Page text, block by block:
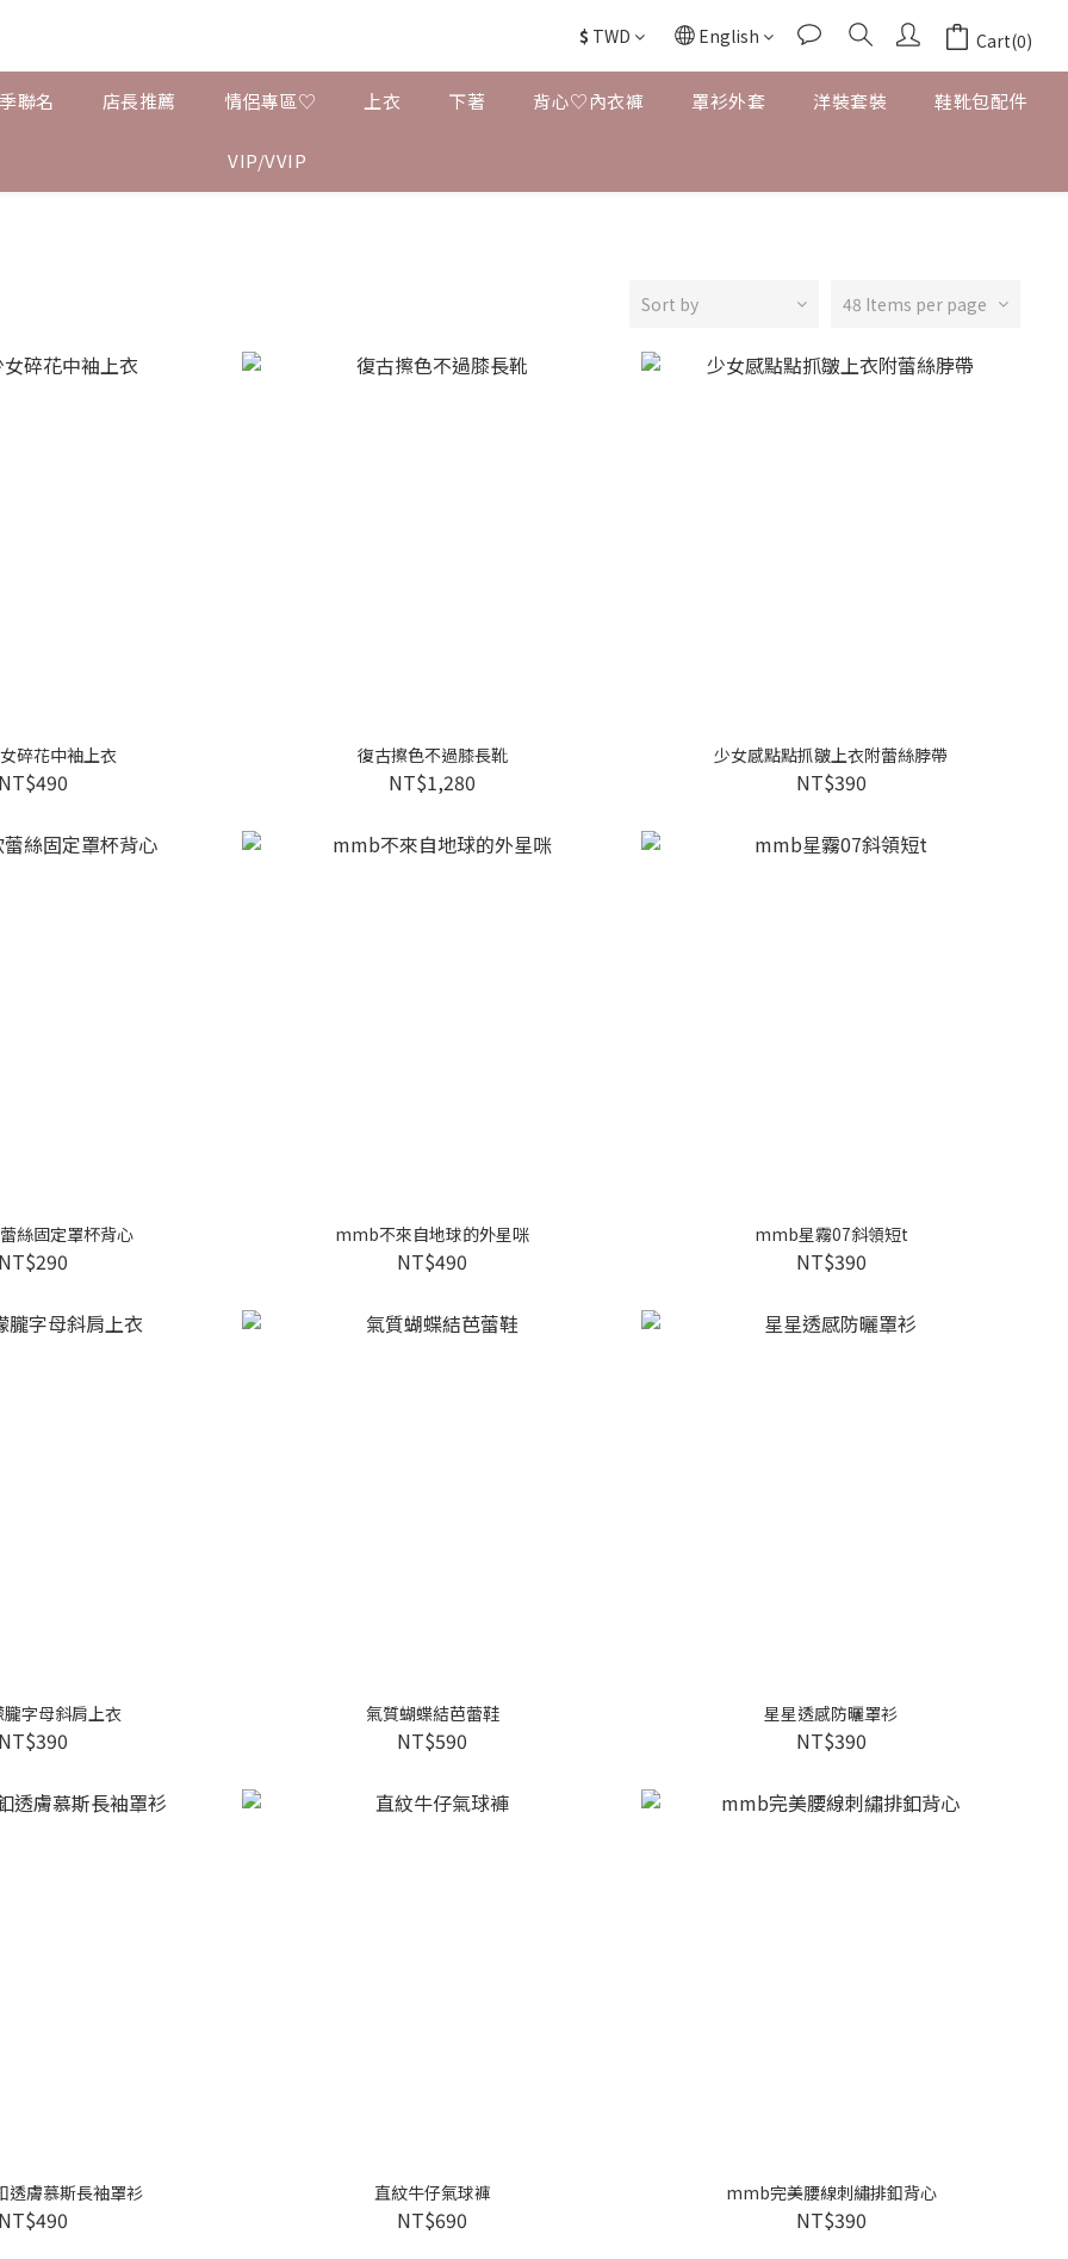
$ TWD English Cart(0)
聯名 店長推薦 情侶專區♡ 上衣 下著 背心♡內衣褲 罩衫外套 洋裝套裝 鞋靴包配件
VIP/VVIP
Sort by 48 Items per page
碎花中袖上衣 復古擦色不過膝長靴
NT$1,280
少女感點點抓皺上衣附蕾絲脖帶
NT$390
絲固定罩杯背心 mmb不來自地球的外星咪
NT$490
mmb星霧07斜領短t
NT$390
字母斜肩上衣 氣質蝴蝶結芭蕾鞋
NT$590
星星透感防曬罩衫
NT$390
透膚慕斯長袖罩衫 直紋牛仔氣球褲
NT$690
mmb完美腰線刺繡排釦背心
NT$390